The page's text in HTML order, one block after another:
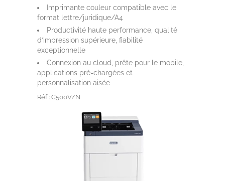
Imprimante couleur compatible avec le
format lettre/juridique/A4
Productivité haute performance, qualité
d’impression supérieure, fiabilité
exceptionnelle
Connexion au cloud, prête pour le mobile,
applications pré-chargées et
personnalisation aisée
Réf : C500V/N